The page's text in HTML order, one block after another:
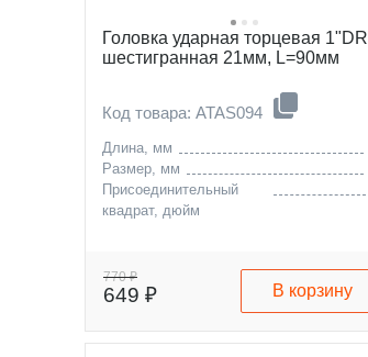
Головка ударная торцевая 1"DR
шестигранная 21мм, L=90мм
Код товара: ATAS094
Длина, мм
Размер, мм
Присоединительный
квадрат, дюйм
770 ₽
649 ₽ В корзину